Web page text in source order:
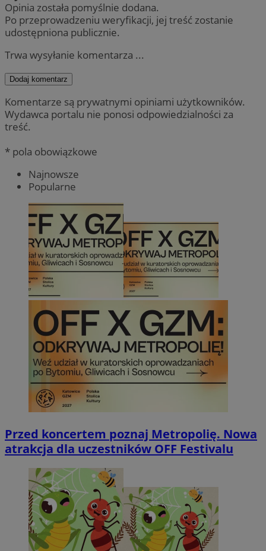
Opinia została pomyślnie dodana.
Po przeprowadzeniu weryfikacji, jej treść zostanie
udostępniona publicznie.
Trwa wysyłanie komentarza ...
Dodaj komentarz
Komentarze są prywatnymi opiniami użytkowników.
Wydawca portalu nie ponosi odpowiedzialności za
treść.
* pola obowiązkowe
Najnowsze
Popularne
Przed koncertem poznaj Metropolię. Nowa
atrakcja dla uczestników OFF Festivalu